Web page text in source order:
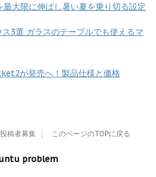
大限に伸ばし暑い夏を乗り切る設定
3選 ガラスのテーブルでも使えるマ
が発売へ！製品仕様と価格
稿者募集 このページのTOPに戻る
problem